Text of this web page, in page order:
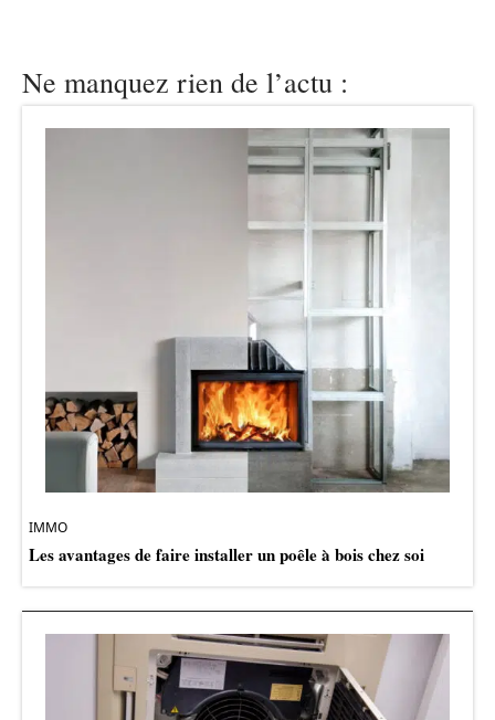
Ne manquez rien de l’actu :
IMMO
Les avantages de faire installer un poêle à bois chez soi